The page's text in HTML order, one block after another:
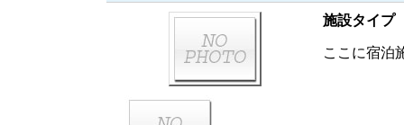
施設タイプ
ここに宿泊